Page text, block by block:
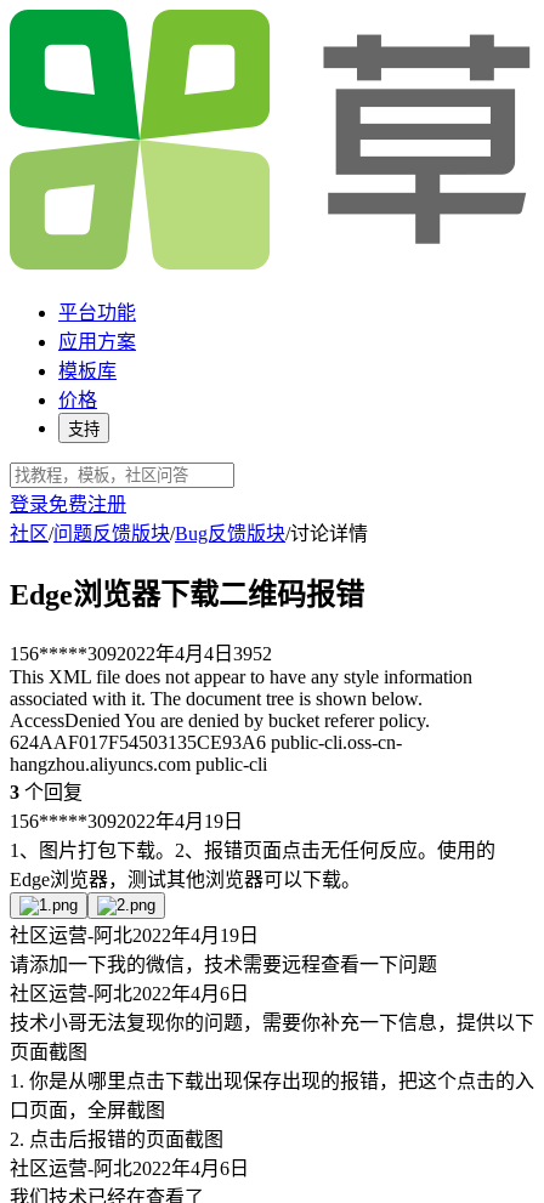
平台功能
应用方案
模板库
价格
支持
登录免费注册
社区/问题反馈版块/Bug反馈版块/讨论详情
Edge浏览器下载二维码报错
156*****3092022年4月4日 3952
This XML file does not appear to have any style information
associated with it. The document tree is shown below.
AccessDenied You are denied by bucket referer policy.
624AAF017F54503135CE93A6 public-cli.oss-cn-
hangzhou.aliyuncs.com public-cli
3 个回复
156*****3092022年4月19日
1、图片打包下载。2、报错页面点击无任何反应。使用的
Edge浏览器，测试其他浏览器可以下载。
社区运营-阿北2022年4月19日
请添加一下我的微信，技术需要远程查看一下问题
社区运营-阿北2022年4月6日
技术小哥无法复现你的问题，需要你补充一下信息，提供以下
页面截图
1. 你是从哪里点击下载出现保存出现的报错，把这个点击的入
口页面，全屏截图
2. 点击后报错的页面截图
社区运营-阿北2022年4月6日
我们技术已经在查看了